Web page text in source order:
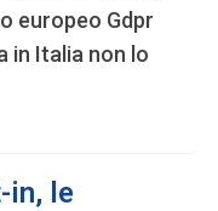
europeo Gdpr
in Italia non lo
in, le